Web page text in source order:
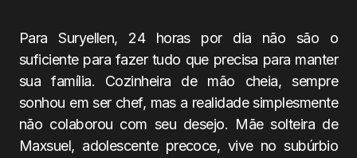
Para Suryellen, 24 horas por dia não são o
suficiente para fazer tudo que precisa para manter
sua família. Cozinheira de mão cheia, sempre
sonhou em ser chef, mas a realidade simplesmente
não colaborou com seu desejo. Mãe solteira de
Maxsuel, adolescente precoce, vive no subúrbio